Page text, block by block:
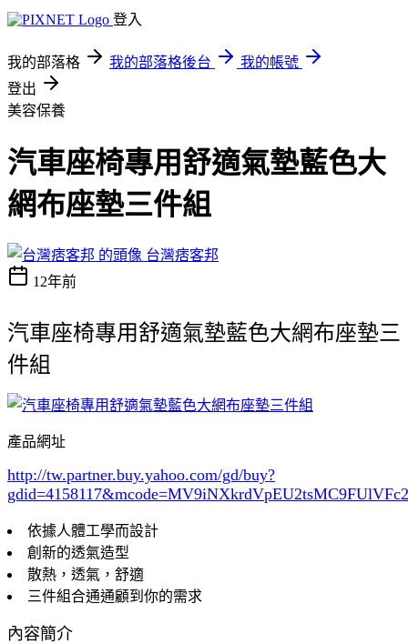
登入
我的部落格 我的部落格後台
我的帳號
登出
美容保養
汽車座椅專用舒適氣墊藍色大
網布座墊三件組
台灣痞客邦
12年前
汽車座椅專用舒適氣墊藍色大網布座墊三
件組
產品網址
http://tw.partner.buy.yahoo.com/gd/buy?
gdid=4158117
依據人體工學而設計
創新的透氣造型
散熱，透氣，舒適
三件組合通通顧到你的需求
內容簡介